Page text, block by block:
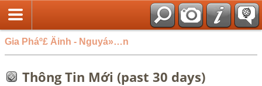
Gia Pháº£ Äinh - Nguyá»…n
Thông Tin Mới (past 30 days)